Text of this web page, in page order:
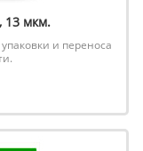
13 мкм.
и переноса